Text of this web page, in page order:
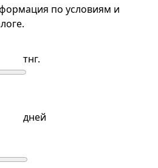
по условиям и
тнг.
дней